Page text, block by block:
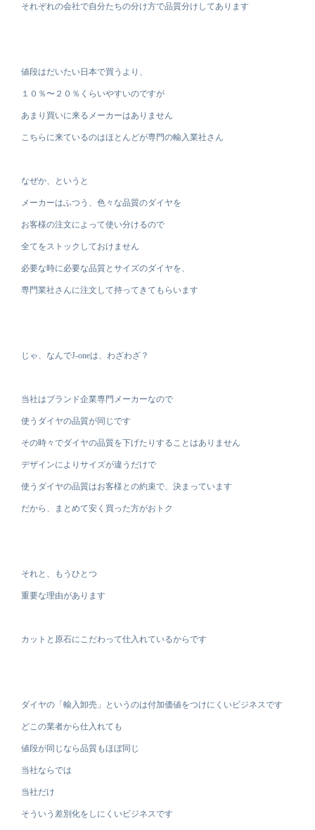
それぞれの会社で自分たちの分け方で品質分けしてあります
値段はだいたい日本で買うより、
１０％〜２０％くらいやすいのですが
あまり買いに来るメーカーはありません
こちらに来ているのはほとんどが専門の輸入業社さん
なぜか、というと
メーカーはふつう、色々な品質のダイヤを
お客様の注文によって使い分けるので
全てをストックしておけません
必要な時に必要な品質とサイズのダイヤを、
専門業社さんに注文して持ってきてもらいます
じゃ、なんでJ-oneは、わざわざ？
当社はブランド企業専門メーカーなので
使うダイヤの品質が同じです
その時々でダイヤの品質を下げたりすることはありません
デザインによりサイズが違うだけで
使うダイヤの品質はお客様との約束で、決まっています
だから、まとめて安く買った方がおトク
それと、もうひとつ
重要な理由があります
カットと原石にこだわって仕入れているからです
ダイヤの「輸入卸売」というのは付加価値をつけにくいビジネスです
どこの業者から仕入れても
値段が同じなら品質もほぼ同じ
当社ならでは
当社だけ
そういう差別化をしにくいビジネスです